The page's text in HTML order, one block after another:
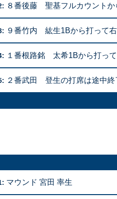
８番後藤 聖基フルカウント
９番竹内 紘生1Bから打って
１番根路銘 太希1Bから打っ
２番武田 登生の打席は途中
マウンド 宮田 率生